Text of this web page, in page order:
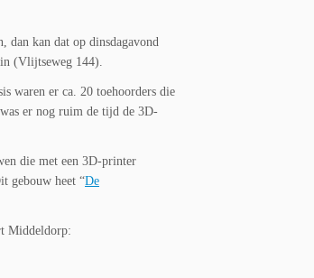
dan kan dat op dinsdagavond
(Vlijtseweg 144).
waren er ca. 20 toehoorders die
er nog ruim de tijd de 3D-
die met een 3D-printer
gebouw heet “De
Middeldorp: